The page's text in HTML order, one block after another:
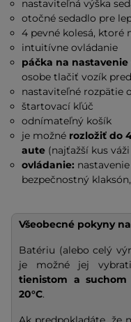
nastaviteľná výška
otočné sedadlo pre
4 pevné kolesá, ktoré
intuitívne ovládanie
páčka na
osobe tlačiť vozík
nastaviteľné rozpätie
štartovací kľúč
odnímateľný košík
je možné rozložiť do
aute (najťažší kus váži
ovládanie:
bezpečnostný
Všeobecné pokyny
Batériu (alebo celý
je možné jej
tienistom a suchom
20°C.